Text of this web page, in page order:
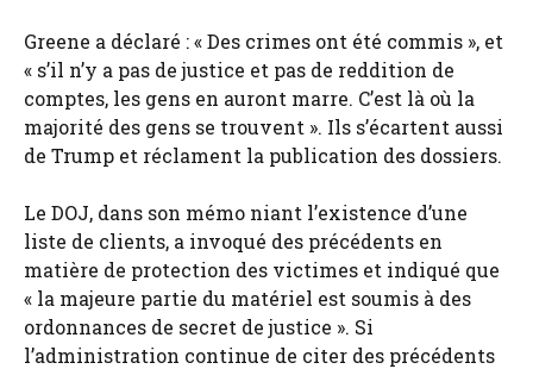
Greene a déclaré : « Des crimes ont été commis », et
« s’il n’y a pas de justice et pas de reddition de
comptes, les gens en auront marre. C’est là où la
majorité des gens se trouvent ». Ils s’écartent aussi
de Trump et réclament la publication des dossiers.
Le DOJ, dans son mémo niant l’existence d’une
liste de clients, a invoqué des précédents en
matière de protection des victimes et indiqué que
« la majeure partie du matériel est soumis à des
ordonnances de secret de justice ». Si
l’administration continue de citer des précédents